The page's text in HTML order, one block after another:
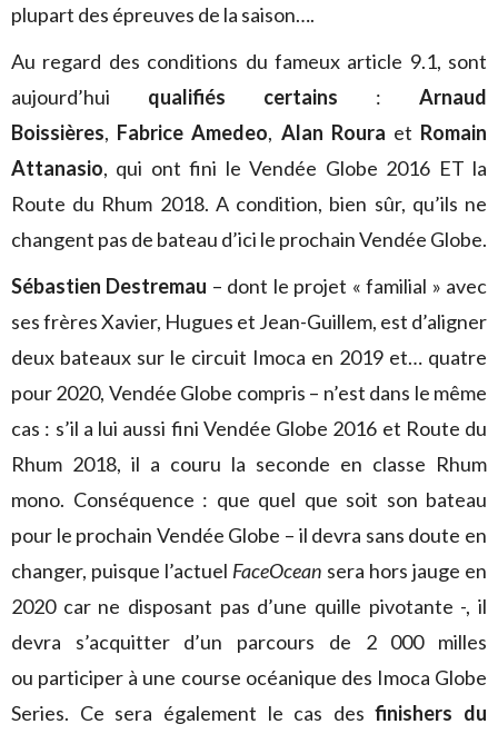
plupart des épreuves de la saison….
Au regard des conditions du fameux article 9.1, sont
aujourd’hui qualifiés certains : Arnaud
Boissières, Fabrice Amedeo, Alan Roura et Romain
Attanasio, qui ont fini le Vendée Globe 2016 ET la
Route du Rhum 2018. A condition, bien sûr, qu’ils ne
changent pas de bateau d’ici le prochain Vendée Globe.
Sébastien Destremau – dont le projet « familial » avec
ses frères Xavier, Hugues et Jean-Guillem, est d’aligner
deux bateaux sur le circuit Imoca en 2019 et… quatre
pour 2020, Vendée Globe compris – n’est dans le même
cas : s’il a lui aussi fini Vendée Globe 2016 et Route du
Rhum 2018, il a couru la seconde en classe Rhum
mono. Conséquence : que quel que soit son bateau
pour le prochain Vendée Globe – il devra sans doute en
changer, puisque l’actuel FaceOcean sera hors jauge en
2020 car ne disposant pas d’une quille pivotante -, il
devra s’acquitter d’un parcours de 2 000 milles
ou participer à une course océanique des Imoca Globe
Series. Ce sera également le cas des finishers du